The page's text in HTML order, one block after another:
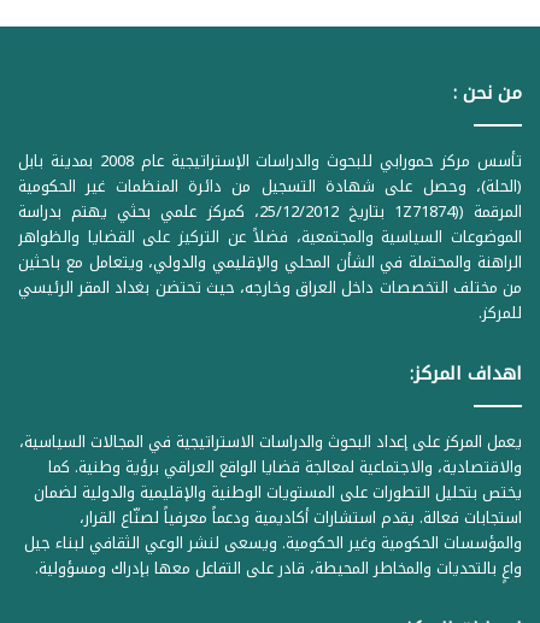
من نحن :
تأسس مركز حمورابي للبحوث والدراسات الإستراتيجية عام 2008 بمدينة بابل
(الحلة)، وحصل على شهادة التسجيل من دائرة المنظمات غير الحكومية
المرقمة ((1Z71874 بتاريخ 25/12/2012، كمركز علمي بحثي يهتم بدراسة
الموضوعات السياسية والمجتمعية، فضلاً عن التركيز على القضايا والظواهر
الراهنة والمحتملة في الشأن المحلي والإقليمي والدولي، ويتعامل مع باحثين
من مختلف التخصصات داخل العراق وخارجه، حيث تحتضن بغداد المقر الرئيسي
للمركز.
اهداف المركز:
يعمل المركز على إعداد البحوث والدراسات الاستراتيجية في المجالات السياسية،
والاقتصادية، والاجتماعية لمعالجة قضايا الواقع العراقي برؤية وطنية. كما
يختص بتحليل التطورات على المستويات الوطنية والإقليمية والدولية لضمان
استجابات فعالة. يقدم استشارات أكاديمية ودعماً معرفياً لصنّاع القرار،
والمؤسسات الحكومية وغير الحكومية. ويسعى لنشر الوعي الثقافي لبناء جيل
واعٍ بالتحديات والمخاطر المحيطة، قادر على التفاعل معها بإدراك ومسؤولية.